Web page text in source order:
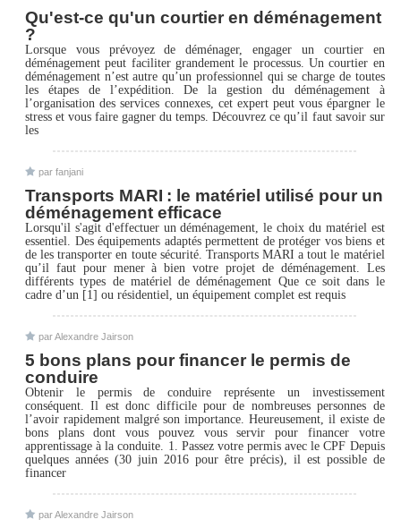
Qu'est-ce qu'un courtier en déménagement
?
Lorsque vous prévoyez de déménager, engager un courtier en
déménagement peut faciliter grandement le processus. Un courtier en
déménagement n’est autre qu’un professionnel qui se charge de toutes
les étapes de l’expédition. De la gestion du déménagement à
l’organisation des services connexes, cet expert peut vous épargner le
stress et vous faire gagner du temps. Découvrez ce qu’il faut savoir sur
les
par fanjani
Transports MARI : le matériel utilisé pour un
déménagement efficace
Lorsqu'il s'agit d'effectuer un déménagement, le choix du matériel est
essentiel. Des équipements adaptés permettent de protéger vos biens et
de les transporter en toute sécurité. Transports MARI a tout le matériel
qu’il faut pour mener à bien votre projet de déménagement. Les
différents types de matériel de déménagement Que ce soit dans le
cadre d’un [1] ou résidentiel, un équipement complet est requis
par Alexandre Jairson
5 bons plans pour financer le permis de
conduire
Obtenir le permis de conduire représente un investissement
conséquent. Il est donc difficile pour de nombreuses personnes de
l’avoir rapidement malgré son importance. Heureusement, il existe de
bons plans dont vous pouvez vous servir pour financer votre
apprentissage à la conduite. 1. Passez votre permis avec le CPF Depuis
quelques années (30 juin 2016 pour être précis), il est possible de
financer
par Alexandre Jairson